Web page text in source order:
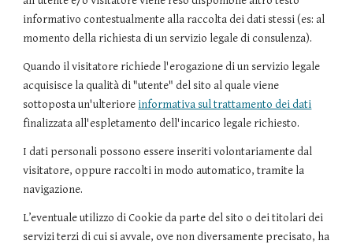
informativo contestualmente alla raccolta dei dati stessi (es: al
momento della richiesta di un servizio legale di consulenza).
Quando il visitatore richiede l'erogazione di un servizio legale
acquisisce la qualità di "utente" del sito al quale viene
sottoposta un'ulteriore informativa sul trattamento dei dati
finalizzata all'espletamento dell'incarico legale richiesto.
I dati personali possono essere inseriti volontariamente dal
visitatore, oppure raccolti in modo automatico, tramite la
navigazione.
L’eventuale utilizzo di Cookie da parte del sito o dei titolari dei
servizi terzi di cui si avvale, ove non diversamente precisato, ha